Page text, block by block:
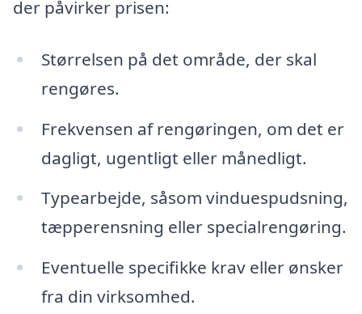
der påvirker prisen:
Størrelsen på det område, der skal
rengøres.
Frekvensen af rengøringen, om det er
dagligt, ugentligt eller månedligt.
Typearbejde, såsom vinduespudsning,
tæpperensning eller specialrengøring.
Eventuelle specifikke krav eller ønsker
fra din virksomhed.